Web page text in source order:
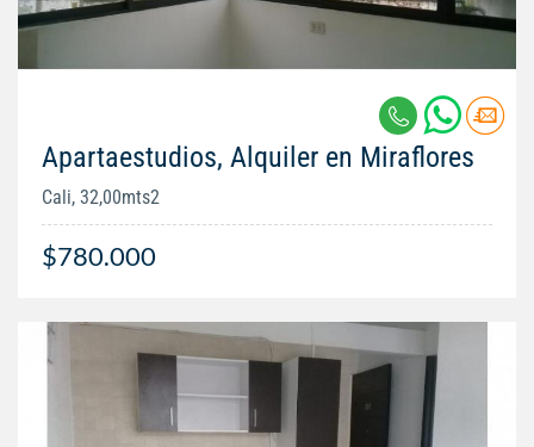
Apartaestudios, Alquiler en Miraflores
Cali, 32,00mts2
$780.000